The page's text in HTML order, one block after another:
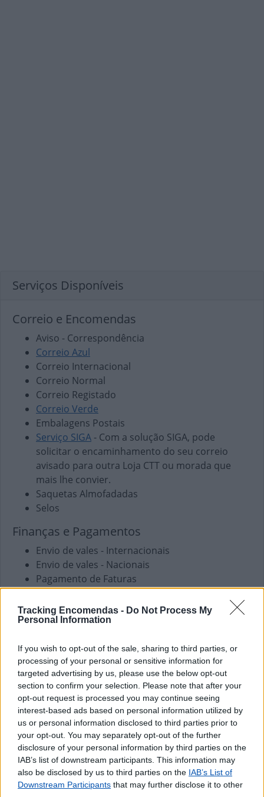
Tracking Encomendas - Do Not Process My
Personal Information
If you wish to opt-out of the sale, sharing to third parties, or
processing of your personal or sensitive information for
targeted advertising by us, please use the below opt-out
section to confirm your selection. Please note that after your
opt-out request is processed you may continue seeing
interest-based ads based on personal information utilized by
us or personal information disclosed to third parties prior to
your opt-out. You may separately opt-out of the further
disclosure of your personal information by third parties on the
IAB’s list of downstream participants. This information may
also be disclosed by us to third parties on the IAB’s List of
Downstream Participants that may further disclose it to other
Serviços Disponíveis
Correio e Encomendas
Aviso - Correspondência
Correio Azul
Correio Internacional
Correio Normal
Correio Registado
Correio Verde
Embalagens Postais
Serviço SIGA - Com a solução SIGA, pode
solicitar o encaminhamento do seu correio
avisado para outra Loja CTT ou morada que
mais lhe convier.
Saquetas Almofadadas
Selos
Finanças e Pagamentos
Envio de vales - Internacionais
Envio de vales - Nacionais
Pagamento de Faturas
Pagamento de Portagens
Pagamento de Vales
Carregamento de Telemóveis